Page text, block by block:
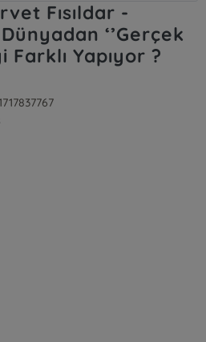
Fısıldar -
‘’Gerçek
Farklı Yapıyor ?